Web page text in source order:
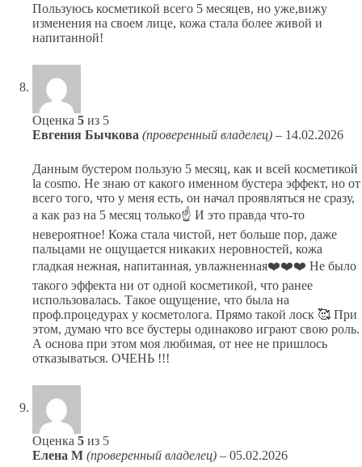
Пользуюсь косметикой всего 5 месяцев, но уже,вижу
изменения на своем лице, кожа стала более живой и
напитанной!
Оценка 5 из 5
Евгения Бычкова (проверенный владелец) – 14.02.2026
Данным бустером пользую 5 месяц, как и всей косметикой
la cosmo. Не знаю от какого именном бустера эффект, но от
всего того, что у меня есть, он начал проявляться не сразу,
а как раз на 5 месяц только☝️ И это правда что-то
невероятное! Кожа стала чистой, нет больше пор, даже
пальцами не ощущается никаких неровностей, кожа
гладкая нежная, напитанная, увлажненная❤️❤️❤️ Не было
такого эффекта ни от одной косметикой, что ранее
использовалась. Такое ощущение, что была на
проф.процедурах у косметолога. Прямо такой лоск 🥰 При
этом, думаю что все бустеры одинаково играют свою роль.
А основа при этом моя любимая, от нее не пришлось
отказываться. ОЧЕНЬ !!!
Оценка 5 из 5
Елена М (проверенный владелец) – 05.02.2026